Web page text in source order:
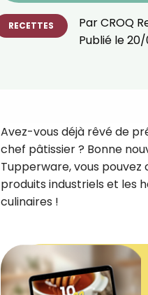
RECETTES ParCROQ
Publié le
Avez-vous déjà rêvé de
chef pâtissier ? Bonne
Tupperware, vous
produits industriels et les
culinaires !